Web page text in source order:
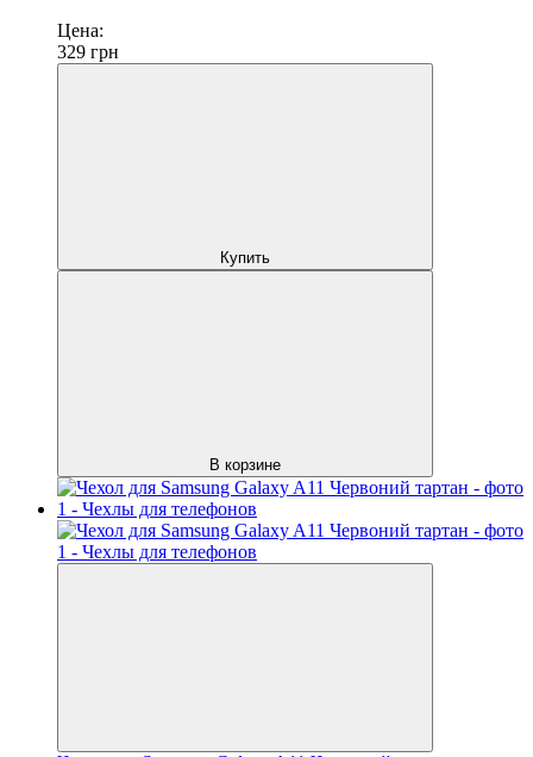
Цена:
329 грн
Купить
В корзине